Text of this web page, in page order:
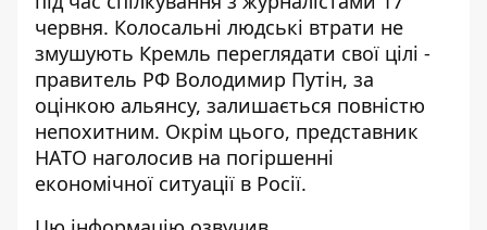
червня. Колосальні людські втрати не
змушують Кремль переглядати свої цілі -
правитель РФ Володимир Путін, за
оцінкою альянсу, залишається повністю
непохитним. Окрім цього, представник
НАТО наголосив на погіршенні
економічної ситуації в Росії.